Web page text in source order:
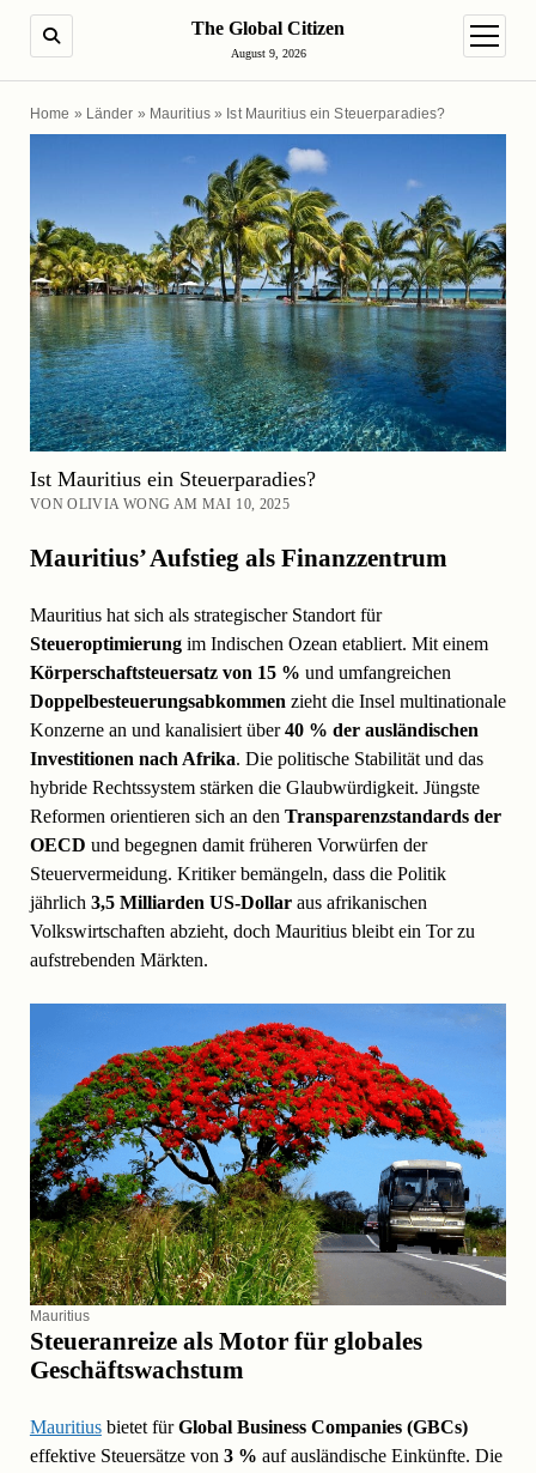
The Global Citizen
August 9, 2026
Menü
Home » Länder » Mauritius » Ist Mauritius ein Steuerparadies?
Ist Mauritius ein Steuerparadies?
VON OLIVIA WONG AM MAI 10, 2025
Mauritius’ Aufstieg als Finanzzentrum
Mauritius hat sich als strategischer Standort für
Steueroptimierungim Indischen Ozean etabliert. Mit einem
Körperschaftsteuersatz von 15 % und umfangreichen
Doppelbesteuerungsabkommen zieht die Insel multinationale
Konzerne an und kanalisiert über40 % der ausländischen
Investitionen nach Afrika. Die politische Stabilität und das
hybride Rechtssystem stärken die Glaubwürdigkeit. Jüngste
Reformen orientieren sich an den Transparenzstandards der
OECD und begegnen damit früheren Vorwürfen der
Steuervermeidung. Kritiker bemängeln, dass die Politik
jährlich 3,5 Milliarden US-Dollaraus afrikanischen
Volkswirtschaften abzieht, doch Mauritius bleibt ein Tor zu
aufstrebenden Märkten.
Mauritius
Steueranreize als Motor für globales
Geschäftswachstum
Mauritiusbietet fürGlobal Business Companies (GBCs)
effektive Steuersätze von 3 % auf ausländische Einkünfte. Die